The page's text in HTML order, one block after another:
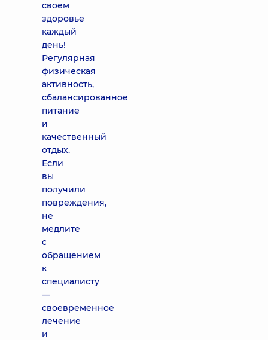
своем
здоровье
каждый
день!
Регулярная
физическая
активность,
сбалансированное
питание
и
качественный
отдых.
Если
вы
получили
повреждения,
не
медлите
с
обращением
к
специалисту
—
своевременное
лечение
и